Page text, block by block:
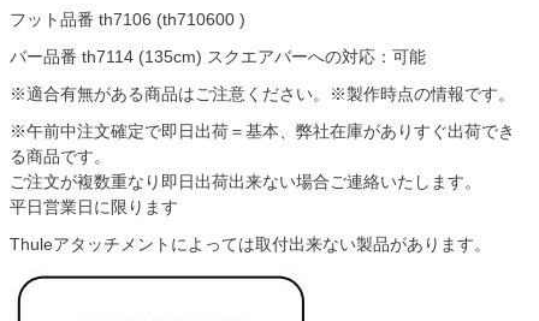
フット品番 th7106 (th710600 )
バー品番 th7114 (135cm) スクエアバーへの対応：可能
※適合有無がある商品はご注意ください。※製作時点の情報です。
※午前中注文確定で即日出荷＝基本、弊社在庫がありすぐ出荷でき
る商品です。
ご注文が複数重なり即日出荷出来ない場合ご連絡いたします。
平日営業日に限ります
Thuleアタッチメントによっては取付出来ない製品があります。